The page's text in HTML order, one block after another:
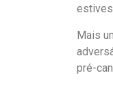
Mais
pré-